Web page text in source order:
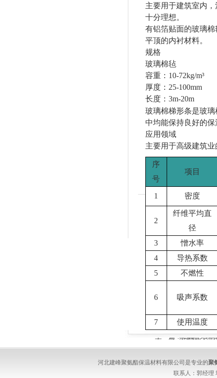
主要用于建筑室内
十分理想。
有铝箔贴面的玻璃
平顶的内衬材料。
规格
玻璃棉毡
容重： 10-72kg/m³
厚度： 25-100mm
长度： 3m-20m
玻璃棉梯形条是玻
中均能保持良好的
应用领域
主要用于高级建筑
序
号
项目
1 密度
2
纤维平均直
径
3
憎水率
4
导热系数
5
不燃性
6 吸声系数
7 使用温度
上一篇 :聚氨酯外墙
下一篇 :抽真空玻璃
河北建峰聚氨酯保温材料有限公司是专业的聚
联系人：郭经理